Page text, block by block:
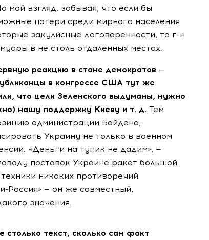
мой взгляд, забывая, что если бы
потери среди мирного населения
закулисные договоренности, то г-н
в не столь отдаленных местах.
реакцию в стане демократов —
в конгрессе США тут же
что цели Зеленского выдуманы, нужно
нашу поддержку Киеву и т. д. Тем
администрации Байдена,
Украину не только в военном
«Деньги на тупик не дадим», —
поставок Украине ракет большой
никаких противоречий
Россия» — он же совместный,
значения.
текст, сколько сам факт